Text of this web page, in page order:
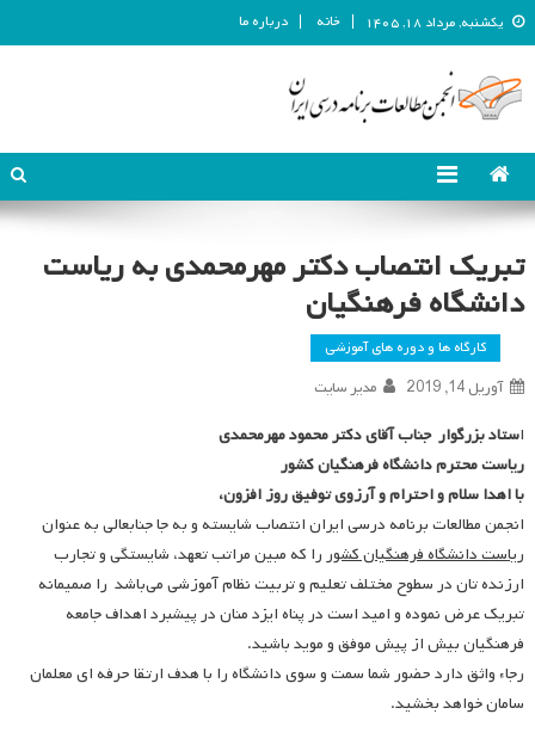
یکشنبه, مرداد ۱۸, ۱۴۰۵ خانه درباره ما
انجمن مطالعات برنامه درسی ایران
تبریک انتصاب دکتر مهرمحمدی به ریاست
دانشگاه فرهنگیان
کارگاه ها و دوره های آموزشی
آوریل 14, 2019 مدیر سایت
استاد بزرگوار جناب آقای دکتر محمود مهرمحمدی
ریاست محترم دانشگاه فرهنگیان کشور
با اهدا سلام و احترام و آرزوی توفیق روز افزون،
انجمن مطالعات برنامه درسی ایران انتصاب شایسته و به جا جنابعالی به عنوان
ریاست دانشگاه فرهنگیان کشور را که مبین مراتب تعهد، شایستگی و تجارب
ارزنده تان در سطوح مختلف تعلیم و تربیت نظام آموزشی می‌باشد را صمیمانه
تبریک عرض نموده و امید است در پناه ایزد منان در پیشبرد اهداف جامعه
فرهنگیان بیش از پیش موفق و موید باشید.
رجاء واثق دارد حضور شما سمت و سوی دانشگاه را با هدف ارتقا حرفه ای معلمان
سامان خواهد بخشید.